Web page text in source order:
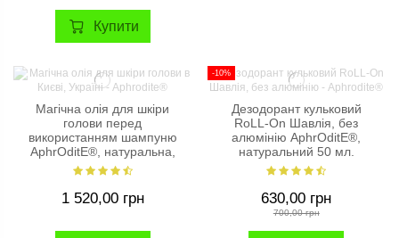
Купити
Магічна олія для шкіри
голови перед
використанням шампуню
AphrOditE®, натуральна,
100 мл.
1 520,00 грн
-10%
Дезодорант кульковий
RoLL-On Шавлія, без
алюмінію AphrOditE®,
натуральний 50 мл.
630,00 грн
700,00 грн